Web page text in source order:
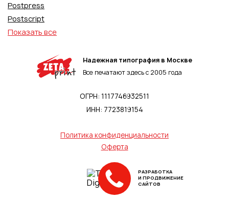
Postpress
Postscript
Показать все
Надежная типография в Москве
Все печатают здесь с 2005 года
ОГРН: 1117746932511
ИНН: 7723819154
Политика конфиденциальности
Оферта
РАЗРАБОТКА
И ПРОДВИЖЕНИЕ
САЙТОВ